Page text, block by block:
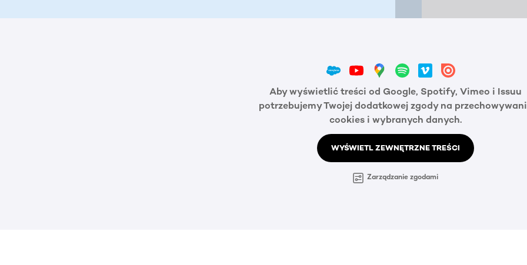
Aby wyświetlić treści od Google, Spotify, Vimeo i Issuu
potrzebujemy Twojej dodatkowej zgody na
cookies i wybranych danych.
WYŚWIETL ZEWNĘTRZNE TREŚCI
Zarządzanie zgodami